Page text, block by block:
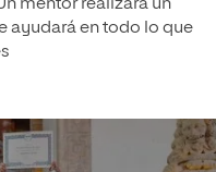
mentor realizará un
ayudará en todo lo que